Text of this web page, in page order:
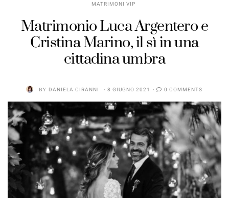
MATRIMONI VIP
Matrimonio Luca Argentero e
Cristina Marino, il sì in una
cittadina umbra
BY DANIELA CIRANNI 8 GIUGNO 2021 0 COMMENTS